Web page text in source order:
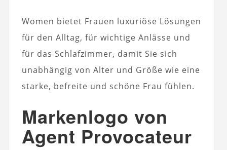
Women bietet Frauen luxuriöse Lösungen
für den Alltag, für wichtige Anlässe und
für das Schlafzimmer, damit Sie sich
unabhängig von Alter und Größe wie eine
starke, befreite und schöne Frau fühlen.
Markenlogo von
Agent Provocateur